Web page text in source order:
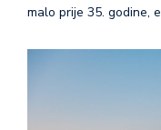
malo prije 35. godine,